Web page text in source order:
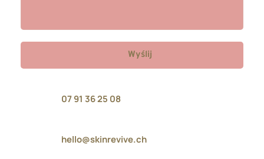
07 91 36 25 08
hello@skinrevive.ch
Wyślij